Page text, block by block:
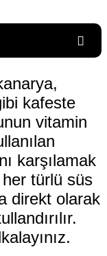
kafeste
vitamin
karşılamak
türlü süs
direkt olarak